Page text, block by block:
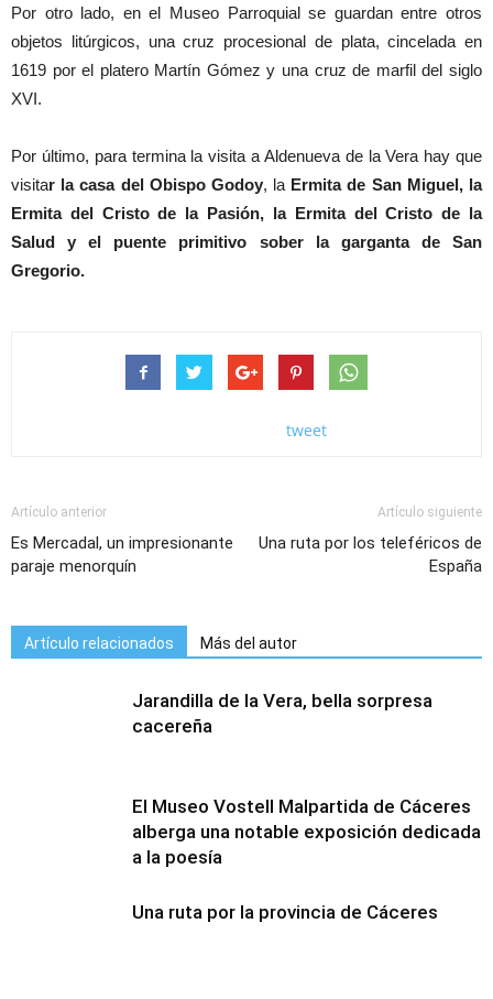
Por otro lado, en el Museo Parroquial se guardan entre otros
objetos litúrgicos, una cruz procesional de plata, cincelada en
1619 por el platero Martín Gómez y una cruz de marfil del siglo
XVI.
Por último, para termina la visita a Aldenueva de la Vera hay que
visitar la casa del Obispo Godoy, la Ermita de San Miguel, la
Ermita del Cristo de la Pasión, la Ermita del Cristo de la
Salud
y el puente primitivo sober la garganta de San
Gregorio.
tweet
Artículo anterior
Es Mercadal, un impresionante
paraje menorquín
Artículo siguiente
Una ruta por los teleféricos de
España
Artículo relacionados Más del autor
Jarandilla de la Vera, bella sorpresa
cacereña
El Museo Vostell Malpartida de Cáceres
alberga una notable exposición dedicada
a la poesía
Una ruta por la provincia de Cáceres